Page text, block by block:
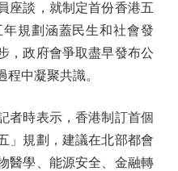
座談，就制定首份香港五
規劃涵蓋民生和社會發
，政府會爭取盡早發布公
中凝聚共識。
時表示，香港制訂首個
」規劃，建議在北部都會
醫學、能源安全、金融轉